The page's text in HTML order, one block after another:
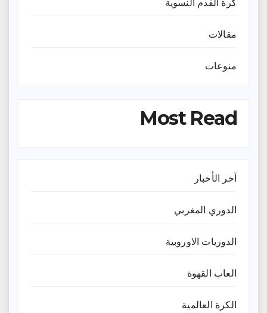
كرة القدم النسوية
مقالات
منوعات
Most Read
آخر الأخبار
الدوري المغربي
الدوريات الاوروبية
العاب القهوة
الكرة العالمية